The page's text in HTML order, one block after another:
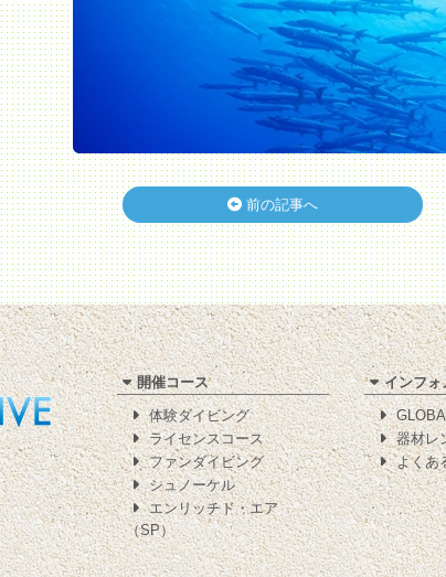
前の記事へ
開催コース
体験ダイビング
ライセンスコース
ファンダイビング
シュノーケル
エンリッチド・エア
（SP）
インフォ
器材レ
よくあ